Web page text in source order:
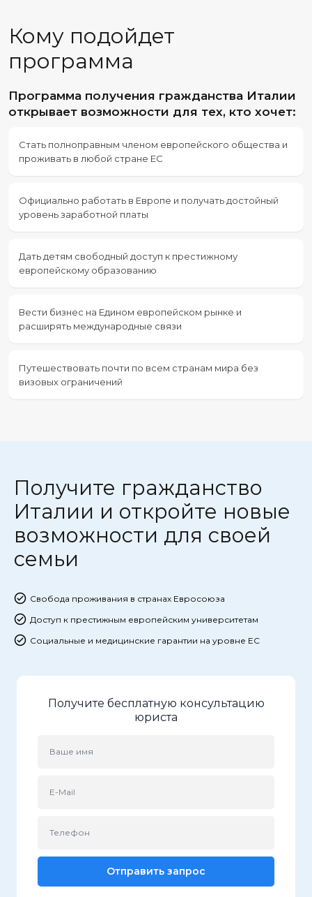
Кому подойдет
программа
Программа получения гражданства Италии
открывает возможности для тех, кто хочет:
Стать полноправным членом европейского общества и
проживать в любой стране ЕС
Официально работать в Европе и получать достойный
уровень заработной платы
Дать детям свободный доступ к престижному
европейскому образованию
Вести бизнес на Едином европейском рынке и
расширять международные связи
Путешествовать почти по всем странам мира без
визовых ограничений
Получите гражданство
Италии и откройте новые
возможности для своей
семьи
Свобода проживания в странах Евросоюза
Доступ к престижным европейским университетам
Социальные и медицинские гарантии на уровне ЕС
Получите бесплатную консультацию
юриста